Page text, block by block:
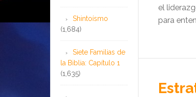
el
para
Shintoísmo
(1,684)
Siete Familias de
la Biblia: Capítulo 1
(1,635)